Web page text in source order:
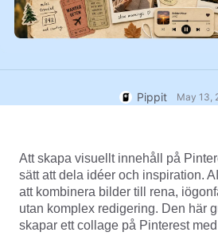
Edit Now
AI Product Images
Effortlessly generate
product photos in batches
Campaign
Meet Pippit
AI-Generated Product
Background
Engaging Sales-Boosting
Social Media Tips
How to Cut YouTube Video
Crop Videos for Instagram
Pippit May 13,
Att skapa visuellt innehåll på
sätt att dela idéer och inspiration.
att kombinera bilder till rena,
utan komplex redigering. Den här
skapar ett collage på Pinterest